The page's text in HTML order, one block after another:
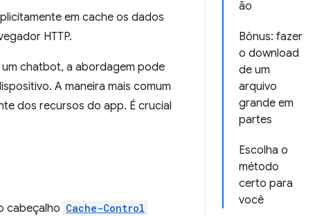
ão
Bônus: fazer
o download
de um
arquivo
grande em
partes
Escolha o
método
certo para
você
em cache os dados
HTTP.
chatbot, a abordagem pode
A maneira mais comum
dos recursos do app. É crucial
cabeçalho Cache-Control